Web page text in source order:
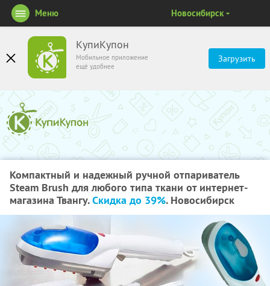
КупиКупон
Мобильное приложение
ещё удобнее
Загрузить
Меню Новосибирск
Компактный и надежный ручной отпариватель
Steam Brush для любого типа ткани от интернет-
магазина Твангу.Скидка до 39%. Новосибирск